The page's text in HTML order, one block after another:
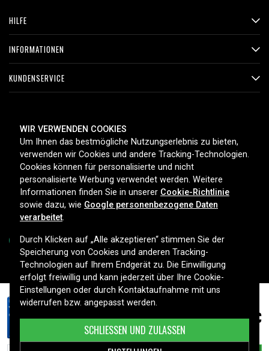
CR2450 VARTA 1,99 €
HILFE
INFORMATIONEN
KUNDENSERVICE
ZAHLUNGSMETHODEN
LIEFEROPTIONEN
Copyright © 2026, Spares Nordic AB
WIR VERWENDEN COOKIES
Um Ihnen das bestmögliche Nutzungserlebnis zu bieten,
verwenden wir Cookies und andere Tracking-Technologien.
Cookies können für personalisierte und nicht
personalisierte Werbung verwendet werden. Weitere
Informationen finden Sie in unserer Cookie-Richtlinie
sowie dazu, wie Google personenbezogene Daten
verarbeitet.
Durch Klicken auf „Alle akzeptieren“ stimmen Sie der
Speicherung von Cookies und anderen Tracking-
Technologien auf Ihrem Endgerät zu. Die Einwilligung
erfolgt freiwillig und kann jederzeit über Ihre Cookie-
Einstellungen oder durch Kontaktaufnahme mit uns
widerrufen bzw. angepasst werden.
SCHLIESSEN UND ZULASSEN